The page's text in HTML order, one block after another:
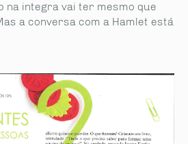
na integra vai ter mesmo que
a conversa com a Hamlet está